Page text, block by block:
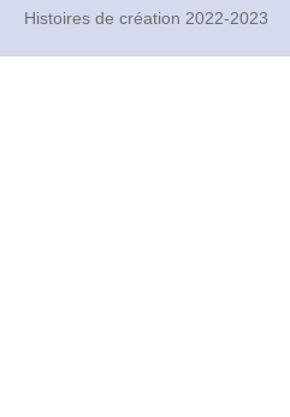
Histoires de création 2022-2023